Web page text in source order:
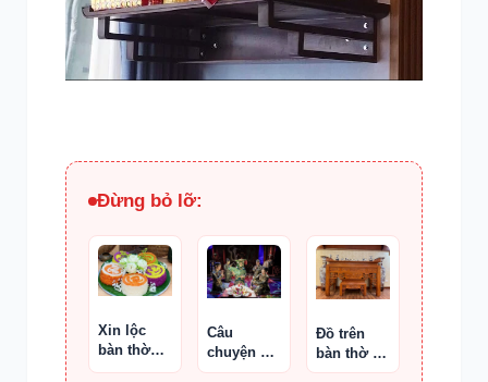
Đừng bỏ lỡ:
Xin lộc
bàn thờ
đúng phép
Câu
chuyện kỳ
lạ về
Đồ trên
bàn thờ bị
vỡ là điềm